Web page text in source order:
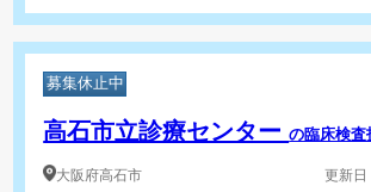
募集休止中
高石市立診療センターの臨床検査
大阪府高石市
更新日